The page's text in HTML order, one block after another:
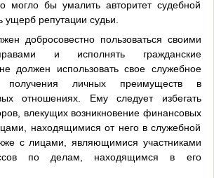
могло бы умалить авторитет судебной
ущерб репутации судьи.
добросовестно пользоваться своими
и исполнять гражданские
должен использовать свое служебное
личных преимуществ в
отношениях. Ему следует избегать
влекущих возникновение финансовых
находящимися от него в служебной
с лицами, являющимися участниками
по делам, находящимся в его